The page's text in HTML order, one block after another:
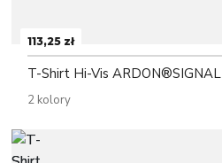
113,25 zł
T-Shirt Hi-Vis ARDON®SIGNAL
2 kolory